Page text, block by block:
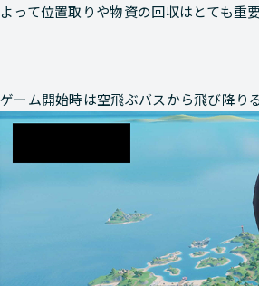
よって位置取りや物資の回収はとても重要
ゲーム開始時は空飛ぶバスから飛び降り